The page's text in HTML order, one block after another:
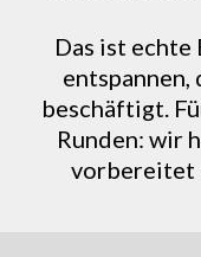
Das ist
beschäftigt.
Runden: wir
vorbereitet